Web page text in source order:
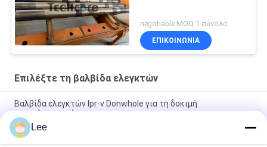
negotiable MOQ:1 σύνολο
ΕΠΙΚΟΙΝΩΝΊΑ
Επιλέξτε τη βαλβίδα ελεγκτών
Βαλβίδα ελεγκτών lpr-ν Donwhole για τη δοκιμή
πετρελαιοπηγών
Downhole χάλυβα κραμάτων επίλεκτη βαλβίδα ελεγκτών για
Lee